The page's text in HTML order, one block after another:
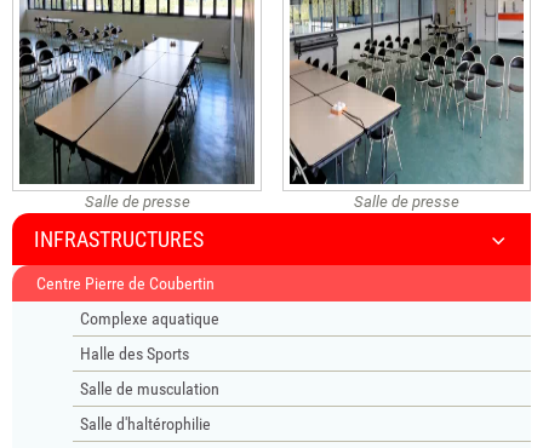
Salle de presse Salle de presse
INFRASTRUCTURES
Centre Pierre de Coubertin
Complexe aquatique
Halle des Sports
Salle de musculation
Salle d'haltérophilie